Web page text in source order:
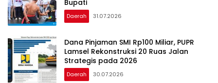
Bupati
Daerah 31.07.2026
‎Dana Pinjaman SMI Rp100 Miliar, PUPR
Lamsel Rekonstruksi 20 Ruas Jalan
Strategis pada 2026
Daerah 30.07.2026